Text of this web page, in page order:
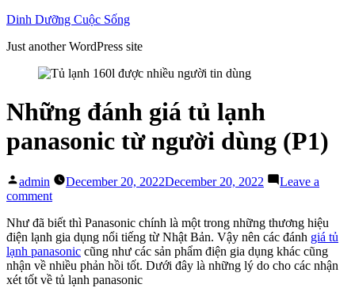
Skip
content
Dinh Dưỡng Cuộc Sống
Just another WordPress site
Những đánh giá tủ lạnh
panasonic từ người dùng (P1)
Posted
by
admin December 20, 2022December 20, 2022
Leave a
commenton
đánh
giá
tủ
lạnh
panasonic
Như đã biết thì Panasonic chính là một trong những thương hiệu
điện lạnh gia dụng nổi tiếng từ Nhật Bản. Vậy nên các đánh giá tủ
lạnh panasonic cũng như các sản phẩm điện gia dụng khác cũng
nhận về nhiều phản hồi tốt. Dưới đây là những lý do cho các nhận
xét tốt về tủ lạnh panasonic